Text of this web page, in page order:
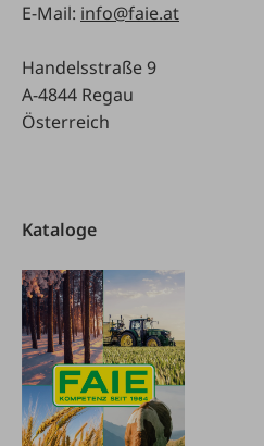
E-Mail: info@faie.at
Handelsstraße 9
A-4844 Regau
Österreich
Kataloge